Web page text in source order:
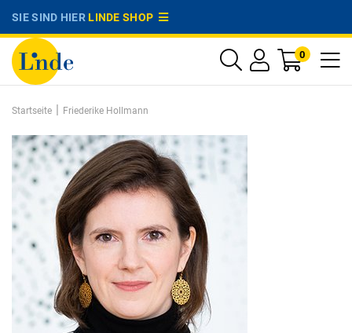
SIE SIND HIERLINDE SHOP
0
Startseite | Friederike Hollmann